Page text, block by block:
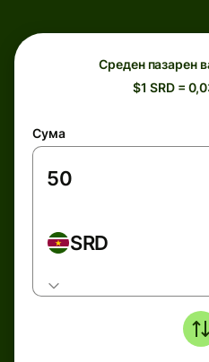
Среден пазарен
$1 SRD =
Сума
SRD